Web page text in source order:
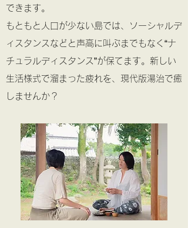
できます。
もともと人口が少ない島では、ソーシャルデ
ィスタンスなどと声高に叫ぶまでもなく“ナ
チュラルディスタンス”が保てます。新しい
生活様式で溜まった疲れを、現代版湯治で癒
しませんか？